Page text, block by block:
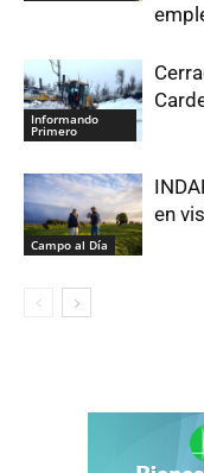
Informando
Primero
Campo al Día
en